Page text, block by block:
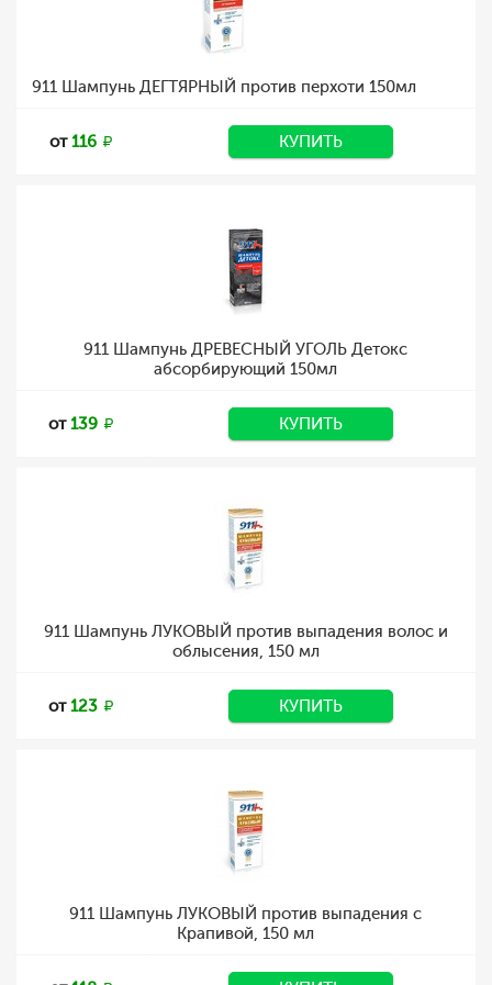
911 Шампунь ДЕГТЯРНЫЙ против перхоти 150мл
от116 КУПИТЬ
911 Шампунь ДРЕВЕСНЫЙ УГОЛЬ Детокс
абсорбирующий 150мл
от139 КУПИТЬ
911 Шампунь ЛУКОВЫЙ против выпадения волос и
облысения, 150 мл
от123 КУПИТЬ
911 Шампунь ЛУКОВЫЙ против выпадения с
Крапивой, 150 мл